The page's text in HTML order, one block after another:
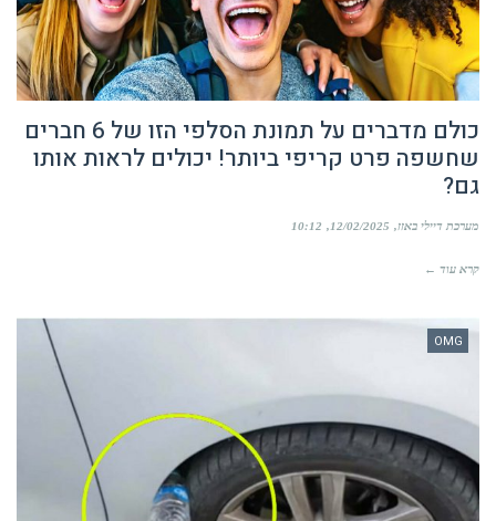
כולם מדברים על תמונת הסלפי הזו של 6 חברים
שחשפה פרט קריפי ביותר! יכולים לראות אותו
גם?
מערכת דיילי באזז 12/02/2025
10:12
קרא עוד ←
OMG